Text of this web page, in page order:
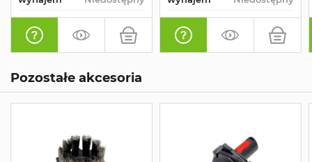
Pozostałe akcesoria